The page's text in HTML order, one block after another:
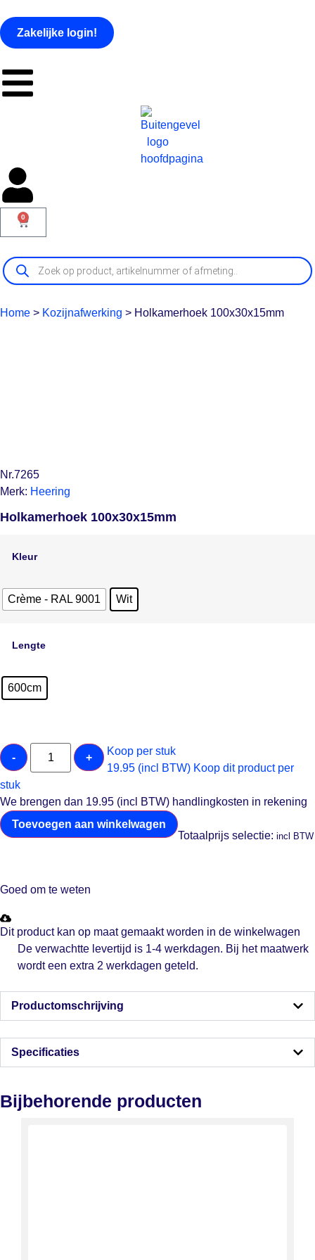
Zakelijke login!
0
Home > Kozijnafwerking > Holkamerhoek 100x30x15mm
Nr.7265
Merk: Heering
Holkamerhoek 100x30x15mm
Kleur
Crème - RAL 9001 Wit
Lengte
600cm
- +
Koop per stuk
19.95 (incl BTW) Koop dit product per
stuk
We brengen dan 19.95 (incl BTW) handlingkosten in rekening
Toevoegen aan winkelwagen
Totaalprijs selectie: incl BTW
Goed om te weten
Dit product kan op maat gemaakt worden in de winkelwagen
De verwachtte levertijd is 1-4 werkdagen. Bij het maatwerk
wordt een extra 2 werkdagen geteld.
Productomschrijving
Specificaties
Bijbehorende producten